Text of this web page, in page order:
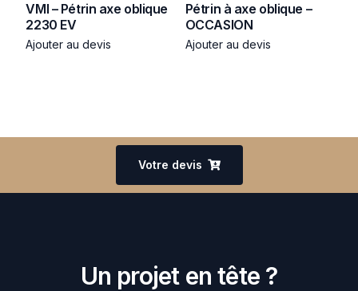
VMI – Pétrin axe oblique
2230 EV
Ajouter au devis
Pétrin à axe oblique –
OCCASION
Ajouter au devis
Votre devis
Un projet en tête ?